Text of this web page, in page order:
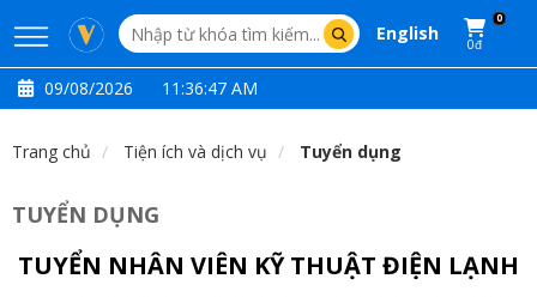
English
0
0đ
09/08/2026 11:36:47 AM
Trang chủ Tiện ích và dịch vụ Tuyển dụng
TUYỂN DỤNG
TUYỂN NHÂN VIÊN KỸ THUẬT ĐIỆN LẠNH